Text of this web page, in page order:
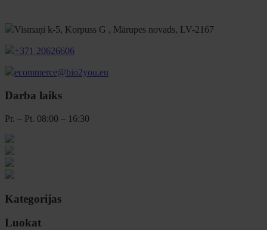
Vismaņi k-5, Korpuss G , Mārupes novads, LV-2167
+371 20626606
ecommerce@bio2you.eu
Darba laiks
Pr. – Pt. 08:00 – 16:30
Kategorijas
Luokat